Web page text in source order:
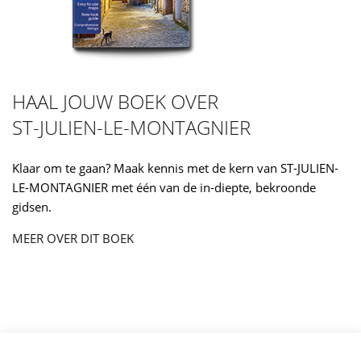
HAAL JOUW BOEK OVER
ST-JULIEN-LE-MONTAGNIER
Klaar om te gaan? Maak kennis met de kern van ST-JULIEN-
LE-MONTAGNIER met één van de in-diepte, bekroonde
gidsen.
MEER OVER DIT BOEK